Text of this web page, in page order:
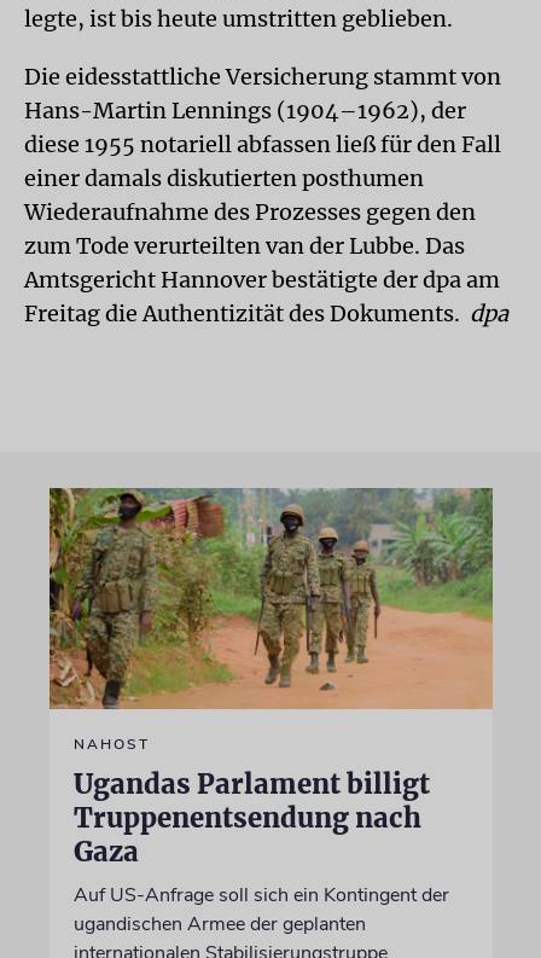
legte, ist bis heute umstritten geblieben.
Die eidesstattliche Versicherung stammt von
Hans-Martin Lennings (1904–1962), der
diese 1955 notariell abfassen ließ für den Fall
einer damals diskutierten posthumen
Wiederaufnahme des Prozesses gegen den
zum Tode verurteilten van der Lubbe. Das
Amtsgericht Hannover bestätigte der dpa am
Freitag die Authentizität des Dokuments. dpa
NAHOST
Ugandas Parlament billigt
Truppenentsendung nach
Gaza
Auf US-Anfrage soll sich ein Kontingent der
ugandischen Armee der geplanten